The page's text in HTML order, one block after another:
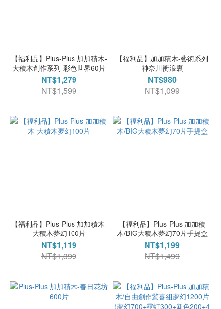
丹麥
Plus-
Plus
Plus
【福利品】Plus-Plus 加加積木-
大積木創作系列-彩色世界60片
NT$1,279
NT$1,599
【福利品】加加積木-藝術系列
神奈川衝浪裏
NT$980
NT$1,099
【福利品】Plus-Plus 加加積木-
大積木夢幻100片
NT$1,119
NT$1,399
【福利品】Plus-Plus 加加積
木/BIG大積木夢幻70片手提盒
NT$1,199
NT$1,499